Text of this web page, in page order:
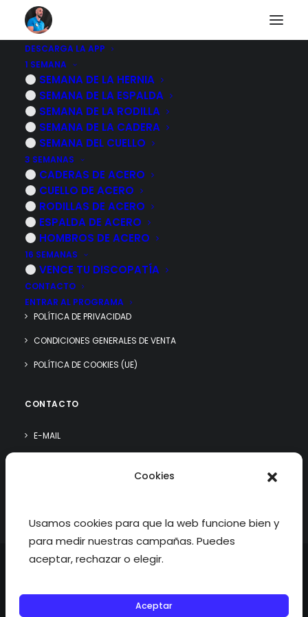
Cookies
Usamos cookies para que la web funcione bien y
para medir nuestras campañas. Puedes
aceptar, rechazar o elegir.
Aceptar
DESCARGA LA APP
1 SEMANA
SEMANA DE LA HERNIA
SEMANA DE LA ESPALDA
SEMANA DE LA RODILLA
SEMANA DE LA CADERA
SEMANA DEL CUELLO
3 SEMANAS
CADERAS DE ACERO
CUELLO DE ACERO
RODILLAS DE ACERO
ESPALDA DE ACERO
HOMBROS DE ACERO
16 SEMANAS
VENCE TU DISCOPATÍA
CONTACTO
ENTRAR AL PROGRAMA
PROGRAMAS
HERNIA DISCAL LUMBAR
ESPALDA DE ACERO
RODILLAS DE ACERO
CADERAS DE ACERO
CUELLO DE ACERO
LEGAL
AVISO LEGAL
POLÍTICA DE PRIVACIDAD
CONDICIONES GENERALES DE VENTA
POLÍTICA DE COOKIES (UE)
CONTACTO
E-MAIL